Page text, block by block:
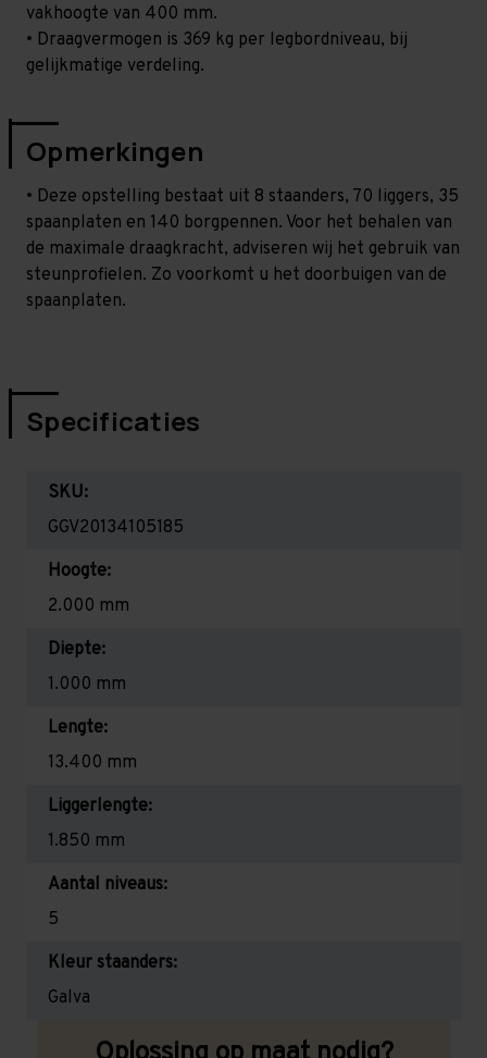
vakhoogte van 400 mm.
• Draagvermogen is 369 kg per legbordniveau, bij
gelijkmatige verdeling.
Opmerkingen
• Deze opstelling bestaat uit 8 staanders, 70 liggers, 35
spaanplaten en 140 borgpennen. Voor het behalen van
de maximale draagkracht, adviseren wij het gebruik van
steunprofielen. Zo voorkomt u het doorbuigen van de
spaanplaten.
Specificaties
SKU:
GGV20134105185
Hoogte:
2.000 mm
Diepte:
1.000 mm
Lengte:
13.400 mm
Liggerlengte:
1.850 mm
Aantal niveaus:
5
Kleur staanders:
Galva